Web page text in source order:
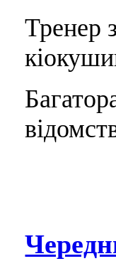
Тренер